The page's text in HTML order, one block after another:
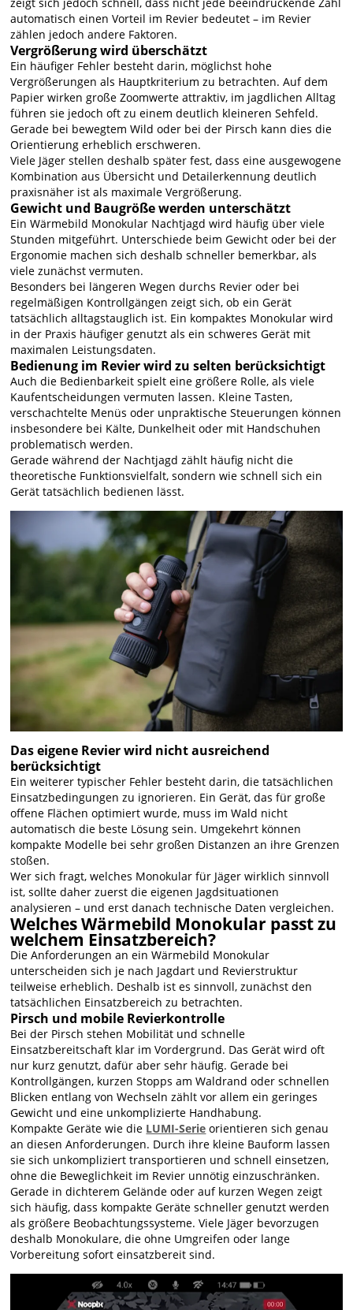
automatisch einen Vorteil im Revier bedeutet – im Revier
zählen jedoch andere Faktoren.
Vergrößerung wird überschätzt
Ein häufiger Fehler besteht darin, möglichst hohe
Vergrößerungen als Hauptkriterium zu betrachten. Auf dem
Papier wirken große Zoomwerte attraktiv, im jagdlichen Alltag
führen sie jedoch oft zu einem deutlich kleineren Sehfeld.
Gerade bei bewegtem Wild oder bei der Pirsch kann dies die
Orientierung erheblich erschweren.
Viele Jäger stellen deshalb später fest, dass eine ausgewogene
Kombination aus Übersicht und Detailerkennung deutlich
praxisnäher ist als maximale Vergrößerung.
Gewicht und Baugröße werden unterschätzt
Ein Wärmebild Monokular Nachtjagd wird häufig über viele
Stunden mitgeführt. Unterschiede beim Gewicht oder bei der
Ergonomie machen sich deshalb schneller bemerkbar, als
viele zunächst vermuten.
Besonders bei längeren Wegen durchs Revier oder bei
regelmäßigen Kontrollgängen zeigt sich, ob ein Gerät
tatsächlich alltagstauglich ist. Ein kompaktes Monokular wird
in der Praxis häufiger genutzt als ein schweres Gerät mit
maximalen Leistungsdaten.
Bedienung im Revier wird zu selten berücksichtigt
Auch die Bedienbarkeit spielt eine größere Rolle, als viele
Kaufentscheidungen vermuten lassen. Kleine Tasten,
verschachtelte Menüs oder unpraktische Steuerungen können
insbesondere bei Kälte, Dunkelheit oder mit Handschuhen
problematisch werden.
Gerade während der Nachtjagd zählt häufig nicht die
theoretische Funktionsvielfalt, sondern wie schnell sich ein
Gerät tatsächlich bedienen lässt.
Das eigene Revier wird nicht ausreichend
berücksichtigt
Ein weiterer typischer Fehler besteht darin, die tatsächlichen
Einsatzbedingungen zu ignorieren. Ein Gerät, das für große
offene Flächen optimiert wurde, muss im Wald nicht
automatisch die beste Lösung sein. Umgekehrt können
kompakte Modelle bei sehr großen Distanzen an ihre Grenzen
stoßen.
Wer sich fragt, welches Monokular für Jäger wirklich sinnvoll
ist, sollte daher zuerst die eigenen Jagdsituationen
analysieren – und erst danach technische Daten vergleichen.
Welches Wärmebild Monokular passt zu
welchem Einsatzbereich?
Die Anforderungen an ein Wärmebild Monokular
unterscheiden sich je nach Jagdart und Revierstruktur
teilweise erheblich. Deshalb ist es sinnvoll, zunächst den
tatsächlichen Einsatzbereich zu betrachten.
Pirsch und mobile Revierkontrolle
Bei der Pirsch stehen Mobilität und schnelle
Einsatzbereitschaft klar im Vordergrund. Das Gerät wird oft
nur kurz genutzt, dafür aber sehr häufig. Gerade bei
Kontrollgängen, kurzen Stopps am Waldrand oder schnellen
Blicken entlang von Wechseln zählt vor allem ein geringes
Gewicht und eine unkomplizierte Handhabung.
Kompakte Geräte wie die LUMI-Serie orientieren sich genau
an diesen Anforderungen. Durch ihre kleine Bauform lassen
sie sich unkompliziert transportieren und schnell einsetzen,
ohne die Beweglichkeit im Revier unnötig einzuschränken.
Gerade in dichterem Gelände oder auf kurzen Wegen zeigt
sich häufig, dass kompakte Geräte schneller genutzt werden
als größere Beobachtungssysteme. Viele Jäger bevorzugen
deshalb Monokulare, die ohne Umgreifen oder lange
Vorbereitung sofort einsatzbereit sind.